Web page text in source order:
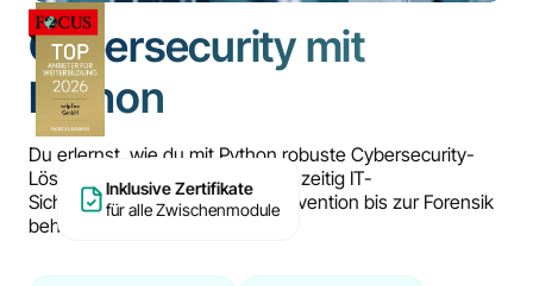
Inklusive Zertifikate
für alle Zwischenmodule
Cybersecurity mit
Python
Du erlernst, wie du mit Python robuste Cybersecurity-
Lösungen entwickelst und gleichzeitig IT-
Sicherheitskonzepte von der Prävention bis zur Forensik
beherrschst.